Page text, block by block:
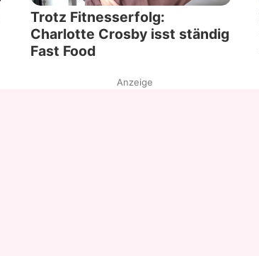
Trotz Fitnesserfolg:
Charlotte Crosby isst ständig
Fast Food
Anzeige